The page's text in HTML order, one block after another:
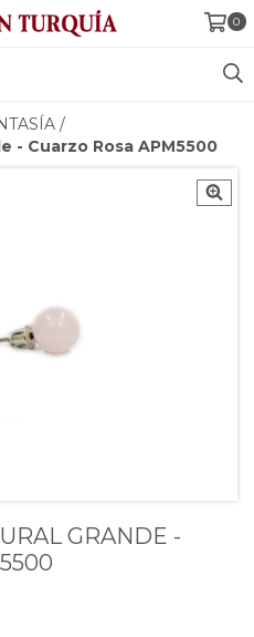
0
/
- Cuarzo Rosa APM5500
GRANDE -